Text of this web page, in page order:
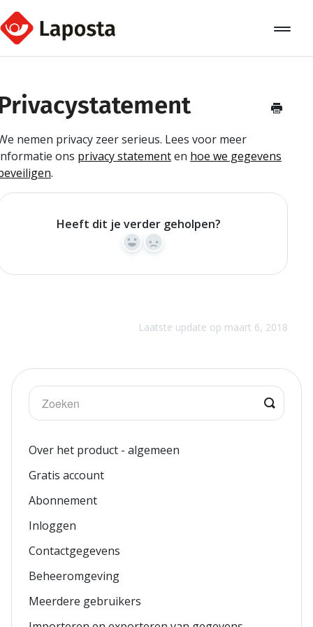
Toggle
Over Laposta
Relaties
Koppelingen
nemen privacy zeer serieus. Lees voor meer
ons privacy statementen hoe we gegevens
.
Heeft dit je verder geholpen?
Yes No
Laatste update op maart 6, 2018
Over het product - algemeen
Gratis account
Abonnement
Inloggen
Contactgegevens
Beheeromgeving
Meerdere gebruikers